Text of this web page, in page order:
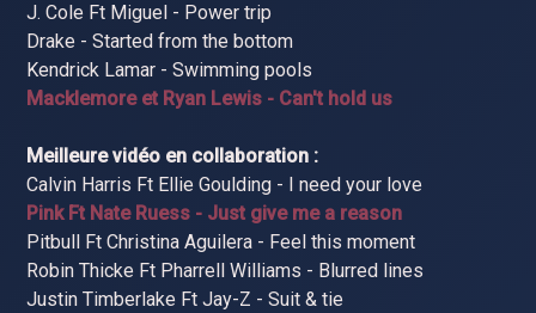
J. Cole Ft Miguel - Power trip
Drake - Started from the bottom
Kendrick Lamar - Swimming pools
Macklemore et Ryan Lewis - Can't hold us
Meilleure vidéo en collaboration :
Calvin Harris Ft Ellie Goulding - I need your love
Pink Ft Nate Ruess - Just give me a reason
Pitbull Ft Christina Aguilera - Feel this moment
Robin Thicke Ft Pharrell Williams - Blurred lines
Justin Timberlake Ft Jay-Z - Suit & tie